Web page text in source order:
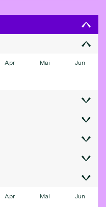
Apr Mai Jun
Apr Mai Jun